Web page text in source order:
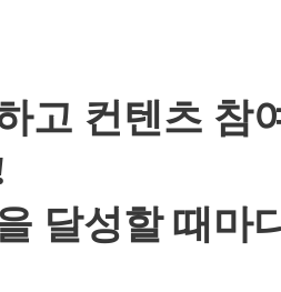
고 컨텐츠 참
달성할 때마